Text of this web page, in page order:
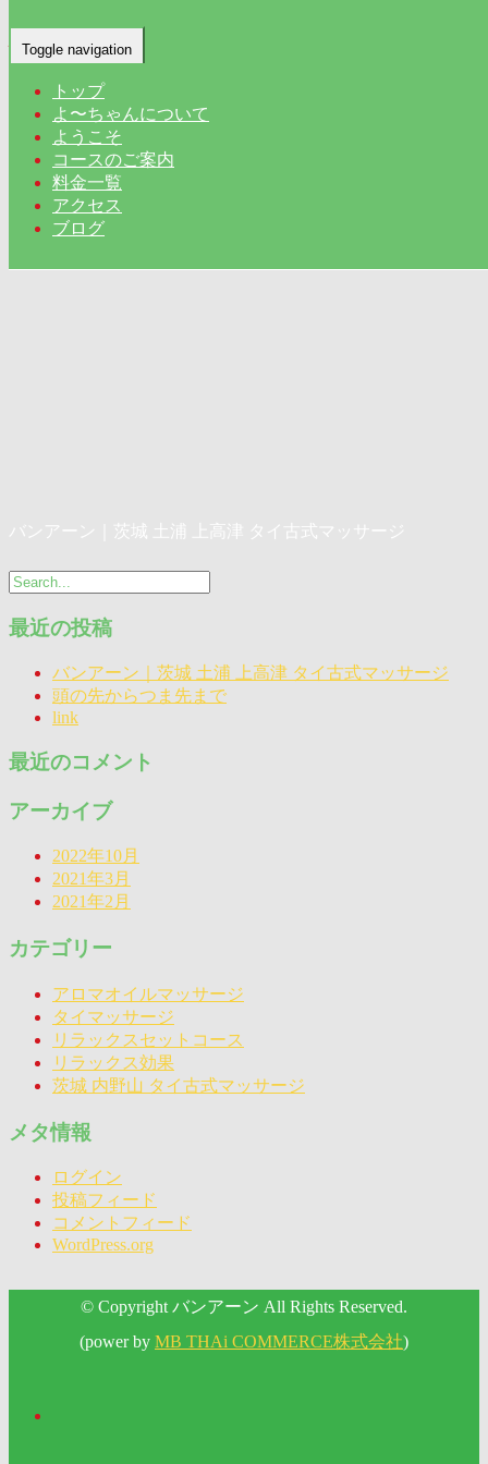
Toggle navigation
トップ
よ〜ちゃんについて
ようこそ
コースのご案内
料金一覧
アクセス
ブログ
バンアーン｜茨城 土浦 上高津 タイ古式
Home --バンア…
バンアーン｜茨城 土浦 上高津 タイ古式マッサージ
最近の投稿
バンアーン｜茨城 土浦 上高津 タイ古式マッサージ
頭の先からつま先まで
link
最近のコメント
アーカイブ
2022年10月
2021年3月
2021年2月
カテゴリー
アロマオイルマッサージ
タイマッサージ
リラックスセットコース
リラックス効果
茨城 内野山 タイ古式マッサージ
メタ情報
ログイン
投稿フィード
コメントフィード
WordPress.org
© Copyright バンアーン All Rights Reserved.
(power by MB THAi COMMERCE株式会社)